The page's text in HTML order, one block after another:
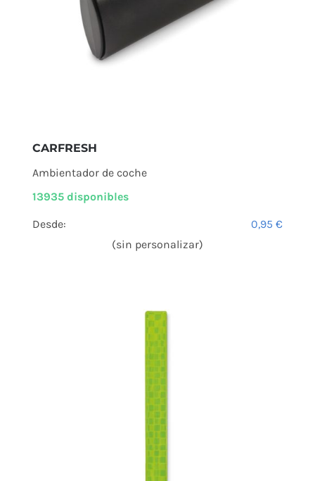
CARFRESH
Ambientador de coche
13935 disponibles
Desde: 0,95€
(sin personalizar)